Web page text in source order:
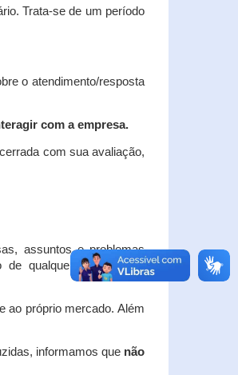
Trata-se de um período
o atendimento/resposta
com a empresa.
com sua avaliação,
assuntos e problemas
qualquer interessado,
ao próprio mercado. Além
informamos que não